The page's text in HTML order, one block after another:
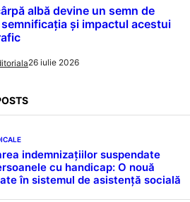
albă devine un semn de
și impactul acestui
26 iulie 2026
indemnizațiilor suspendate
cu handicap: O nouă
în sistemul de asistență socială